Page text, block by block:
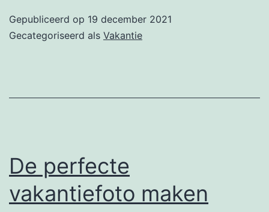
Gepubliceerd op 19 december 2021
Gecategoriseerd als Vakantie
De perfecte
vakantiefoto maken